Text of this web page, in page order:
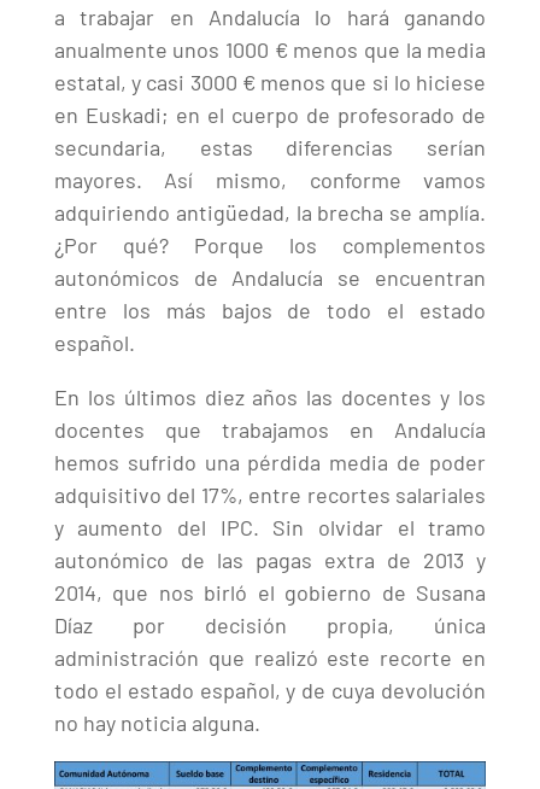
a trabajar en Andalucía lo hará ganando
anualmente unos 1000 € menos que la media
estatal, y casi 3000 € menos que si lo hiciese
en Euskadi; en el cuerpo de profesorado de
secundaria, estas diferencias serían
mayores. Así mismo, conforme vamos
adquiriendo antigüedad, la brecha se amplía.
¿Por qué? Porque los complementos
autonómicos de Andalucía se encuentran
entre los más bajos de todo el estado
español.
En los últimos diez años las docentes y los
docentes que trabajamos en Andalucía
hemos sufrido una pérdida media de poder
adquisitivo del 17%, entre recortes salariales
y aumento del IPC. Sin olvidar el tramo
autonómico de las pagas extra de 2013 y
2014, que nos birló el gobierno de Susana
Díaz por decisión propia, única
administración que realizó este recorte en
todo el estado español, y de cuya devolución
no hay noticia alguna.